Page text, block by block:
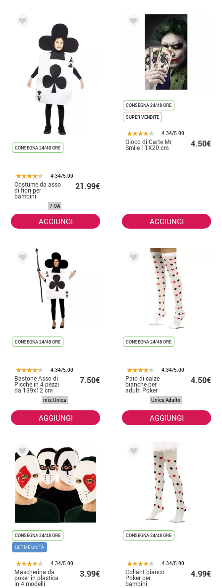
CONSEGNA 24/48 ORE
4.34/5.00
Costume da asso
di fiori per
bambini
21.99€
7-9A
AGGIUNGI
CONSEGNA 24/48 ORE
SUPER VENDITE
4.34/5.00
Gioco di Carte Mr
Smile 11X20 cm 4.50€
AGGIUNGI
CONSEGNA 24/48 ORE
4.34/5.00
Bastone Asso di
Picche in 4 pezzi
da 139x12 cm
7.50€
mis.Unica
AGGIUNGI
CONSEGNA 24/48 ORE
4.34/5.00
Paio di calze
bianche per
adulti Poker
4.50€
Unica Adulto
AGGIUNGI
CONSEGNA 24/48 ORE
ULTIME UNITÀ
4.34/5.00
Mascherina da
poker in plastica
in 4 modelli
3.99€
CONSEGNA 24/48 ORE
4.34/5.00
Collant bianco
Poker per
bambini
4.99€